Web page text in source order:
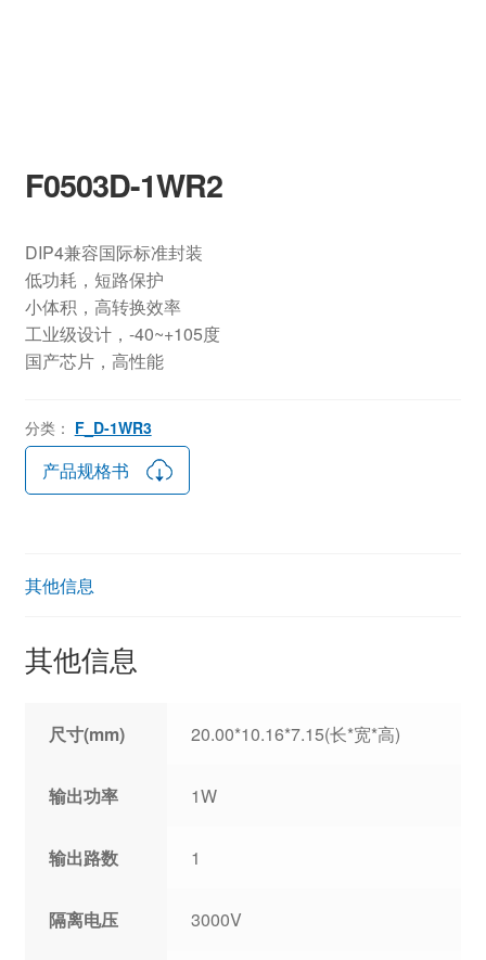
F0503D-1WR2
DIP4兼容国际标准封装
低功耗，短路保护
小体积，高转换效率
工业级设计，-40~+105度
国产芯片，高性能
分类： F_D-1WR3
产品规格书
其他信息
其他信息
尺寸(mm) 20.00*10.16*7.15(长*宽*高)
输出功率 1W
输出路数 1
隔离电压 3000V